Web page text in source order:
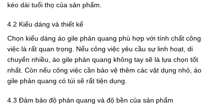
kéo dài tuổi thọ của sản phẩm.
4.2 Kiểu dáng và thiết kế
Chọn kiểu dáng áo gile phản quang phù hợp với tính chất công
việc là rất quan trọng. Nếu công việc yêu cầu sự linh hoạt, di
chuyển nhiều, áo gile phản quang không tay sẽ là lựa chọn tốt
nhất. Còn nếu công việc cần bảo vệ thêm các vật dụng nhỏ, áo
gile phản quang có túi sẽ rất tiện dụng.
4.3 Đảm bảo độ phản quang và độ bền của sản phẩm